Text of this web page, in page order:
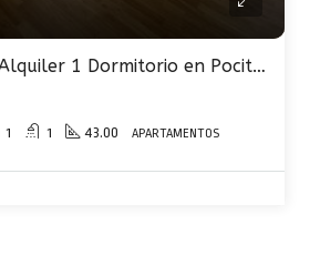
Apartamento Alquiler 1 Dormitorio en Pocitos con Patio
1 1 43.00 APARTAMENTOS